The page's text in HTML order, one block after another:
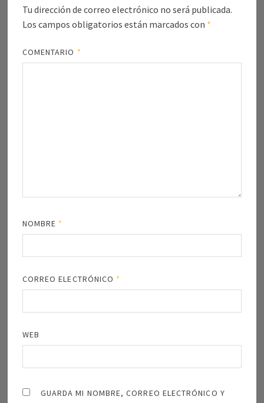
Tu dirección de correo electrónico no será publicada.
Los campos obligatorios están marcados con *
COMENTARIO *
NOMBRE *
CORREO ELECTRÓNICO *
WEB
GUARDA MI NOMBRE, CORREO ELECTRÓNICO Y